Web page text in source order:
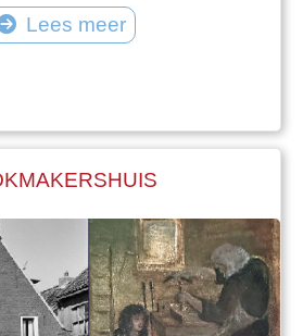
in de winkel en de
bewijs van groot
voort. Daarna
Lees meer